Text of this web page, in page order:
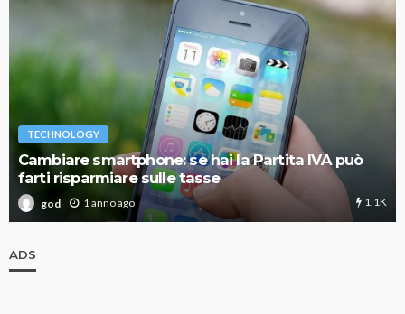
TECHNOLOGY
Cambiare smartphone: se hai la Partita IVA può
farti risparmiare sulle tasse
god 1 anno ago 1.1K
ADS